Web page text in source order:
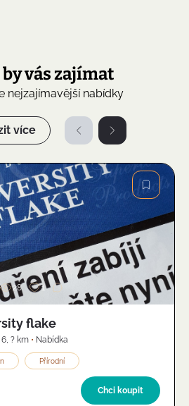
vás zajímat
nejzajímavější nabídky
více
Obrázek
28 1
flake
6, ? km • Nabídka
Přírodní
Chci koupit